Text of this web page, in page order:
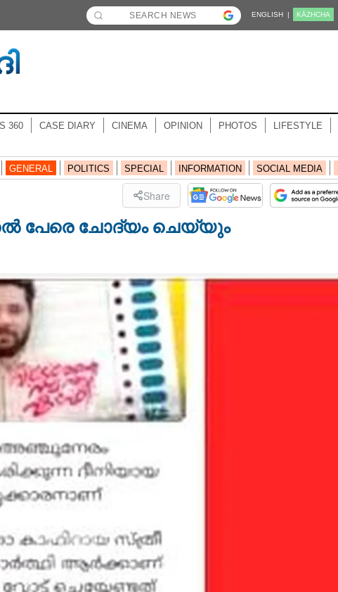
ENGLISH | KĀZHCHA
360 CASE DIARY CINEMA OPINION PHOTOS LIFESTYLE
GENERAL POLITICS SPECIAL INFORMATION SOCIAL MEDIA
Share
പേരെ ചോദ്യം ചെയ്യും